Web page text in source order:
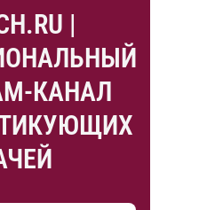
|
КАНАЛ